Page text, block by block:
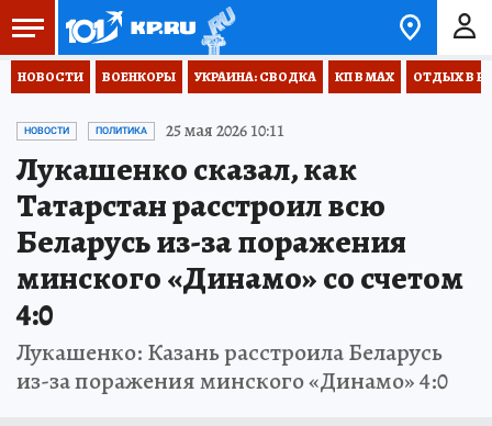
НОВОСТИ ВОЕНКОРЫ УКРАИНА: СВОДКА КП В МАХ ОТДЫХ В
НОВОСТИ ПОЛИТИКА 25 мая 2026 10:11
Лукашенко сказал, как
Татарстан расстроил всю
Беларусь из-за поражения
минского «Динамо» со счетом
4:0
Лукашенко: Казань расстроила Беларусь
из-за поражения минского «Динамо» 4:0